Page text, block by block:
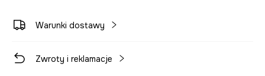
Warunki dostawy
Zwroty i reklamacje